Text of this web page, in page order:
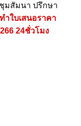
มสัมนา ปรึกษา
ำใบเสนอราคา
24ชั่วโมง